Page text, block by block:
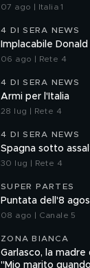
07 ago | Italia 1
4 DI SERA NEWS
Implacabile
06 ago | Rete 4
4 DI SERA NEWS
Armi per l'Italia
28 lug | Rete 4
4 DI SERA NEWS
Spagna sotto
30 lug | Rete 4
SUPER PARTES
Puntata dell'8
08 ago | Canale 5
ZONA BIANCA
Garlasco, la
"Mio marito